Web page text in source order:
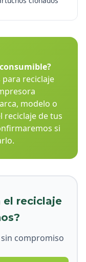
reciclaje
modelo o
reciclaje de tus
si
el reciclaje
compromiso